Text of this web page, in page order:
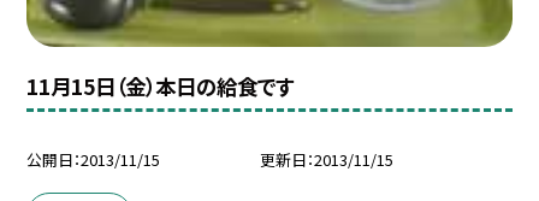
11月15日（金）本日の給食です
公開日 2013/11/15 更新日 2013/11/15